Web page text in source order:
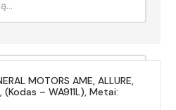
MOTORS AME, ALLURE,
(Kodas – WA911L), Metai: